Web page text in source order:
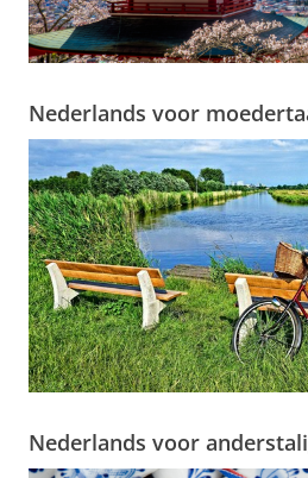
Nederlands voor
Nederlands voor